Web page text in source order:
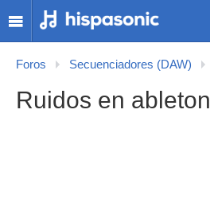
Foros Secuenciadores (DAW)
Ruidos en ableton